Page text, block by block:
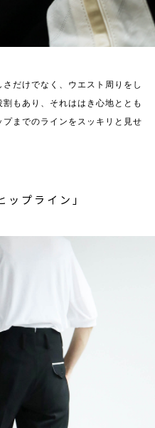
だけでなく、ウエスト周りをし
もあり、それははき心地ととも
までのラインをスッキリと見せ
ップライン」